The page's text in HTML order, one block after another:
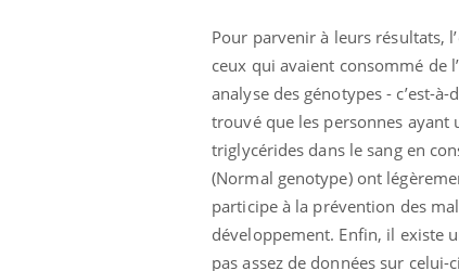
Pour parvenir à leurs résultats,
ceux qui avaient consommé de
analyse des génotypes - c’est-
trouvé que les personnes ayant
triglycérides dans le sang en
(Normal genotype) ont
participe à la prévention des
développement. Enfin, il existe
pas assez de données sur